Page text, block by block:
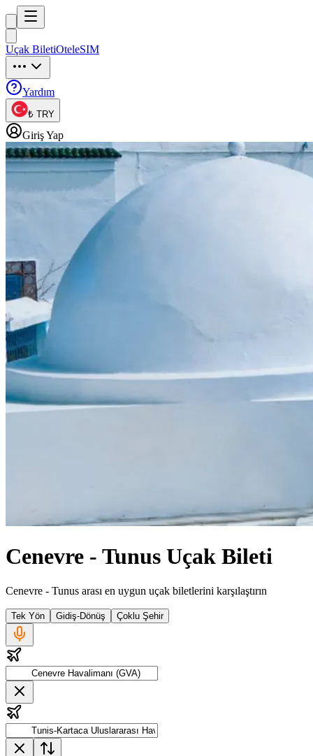
Tripuck
Uçak BiletiOteleSIM
Yardım
₺ TRY
Giriş Yap
Cenevre - Tunus Uçak Bileti
Cenevre - Tunus arası en uygun uçak biletlerini karşılaştırın
Tek Yön Gidiş-Dönüş Çoklu Şehir